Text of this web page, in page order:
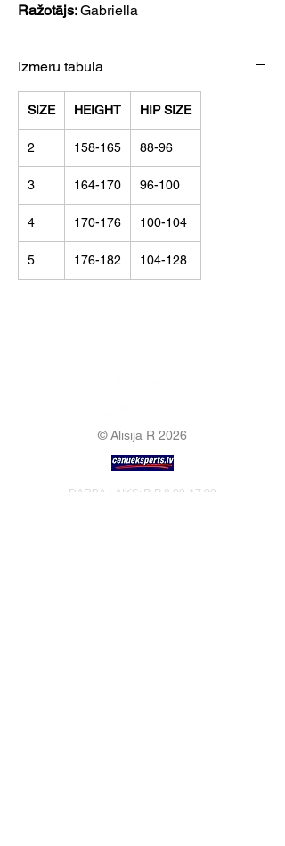
Ražotājs:Gabriella
Izmēru tabula
SIZE HEIGHT HIP SIZE
2 158-165 88-96
3 164-170 96-100
4 170-176 100-104
5 176-182 104-128
© Alisija R 2026
DARBA LAIKS: P-P 8.00-17.00